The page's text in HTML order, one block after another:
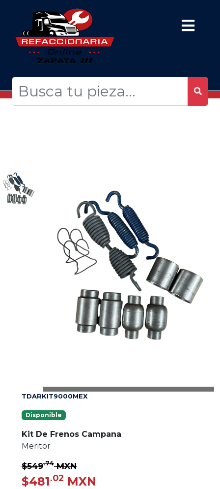
TDARKIT9000MEX
Disponible
Kit De Frenos Campana
Meritor
$549.74MXN
$481.02 MXN